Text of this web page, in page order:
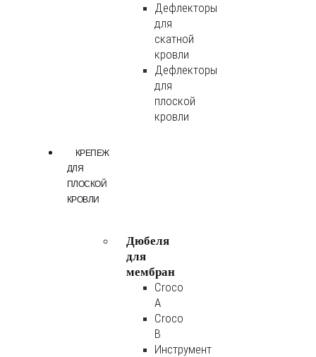
Дефлекторы
для
скатной
кровли
Дефлекторы
для
плоской
кровли
КРЕПЕЖ
ДЛЯ
ПЛОСКОЙ
КРОВЛИ
Дюбеля
для
мембран
Croco
A
Croco
B
Инструмент